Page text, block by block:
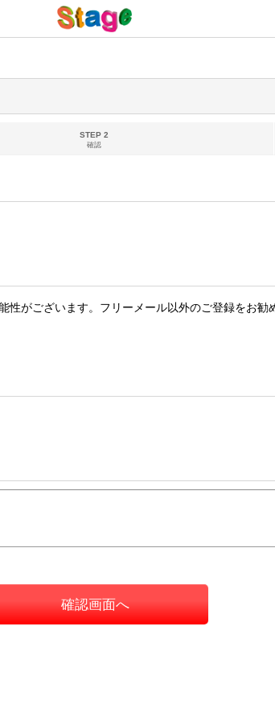
STEP 2
確認
がございます。フリーメール以外のご登録をお勧
確認画面へ